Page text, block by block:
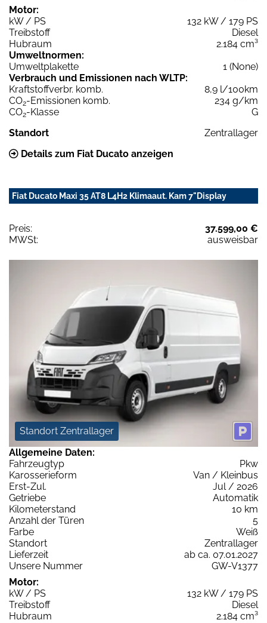
Motor:
kW / PS
132 kW / 179 PS
Treibstoff
Diesel
Hubraum
2.184 cm³
Umweltnormen:
Umweltplakette
1 (None)
Verbrauch und Emissionen nach WLTP:
Kraftstoffverbr. komb.
8,9 l/100km
CO2-Emissionen komb.
234 g/km
CO2-Klasse
G
Standort
Zentrallager
Details zum Fiat Ducato anzeigen
Fiat Ducato Maxi 35 AT8 L4H2 Klimaaut. Kam 7"Display
Preis:
37.599,00 €
MWSt:
ausweisbar
Standort Zentrallager
Allgemeine Daten:
Fahrzeugtyp
Pkw
Karosserieform
Van / Kleinbus
Erst-Zul.
Jul / 2026
Getriebe
Automatik
Kilometerstand
10 km
Anzahl der Türen
5
Farbe
Weiß
Standort
Zentrallager
Lieferzeit
ab ca. 07.01.2027
Unsere Nummer
GW-V1377
Motor:
kW / PS
132 kW / 179 PS
Treibstoff
Diesel
Hubraum
2.184 cm³